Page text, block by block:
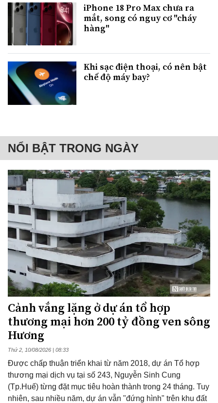
iPhone 18 Pro Max chưa ra
mắt, song có nguy cơ "cháy
hàng"
Khi sạc điện thoại, có nên bật
chế độ máy bay?
NỔI BẬT TRONG NGÀY
Cảnh vắng lặng ở dự án tổ hợp
thương mại hơn 200 tỷ đồng ven sông
Hương
Thứ 2, 10/08/2026 | 08:33
Được chấp thuận triển khai từ năm 2018, dự án Tổ hợp
thương mại dịch vụ tại số 243, Nguyễn Sinh Cung
(Tp.Huế) từng đặt mục tiêu hoàn thành trong 24 tháng. Tuy
nhiên, sau nhiều năm, dự án vẫn "đứng hình" trên khu đất